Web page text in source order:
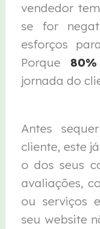
vendedor
se for
esforços
Porque
jornada do
Antes
cliente, este
o dos seus
avaliações,
ou serviços
seu website